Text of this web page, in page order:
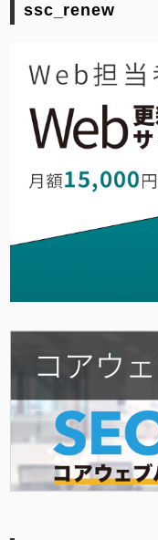
ssc_renew